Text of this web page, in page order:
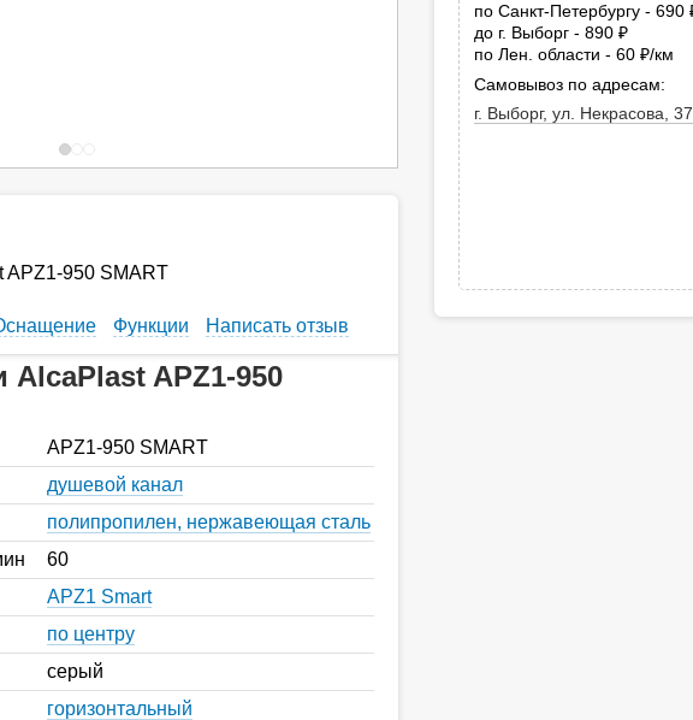
по Санкт-Петербургу - 690
до г. Выборг - 890
по Лен. области - 60
руб.
/км
Самовывоз по адресам:
г. Выборг, ул. Некрасова, 37
950 SMART
Функции Написать отзыв
AlcaPlast APZ1-950
APZ1-950 SMART
душевой канал
полипропилен, нержавеющая сталь
60
APZ1 Smart
по центру
серый
горизонтальный